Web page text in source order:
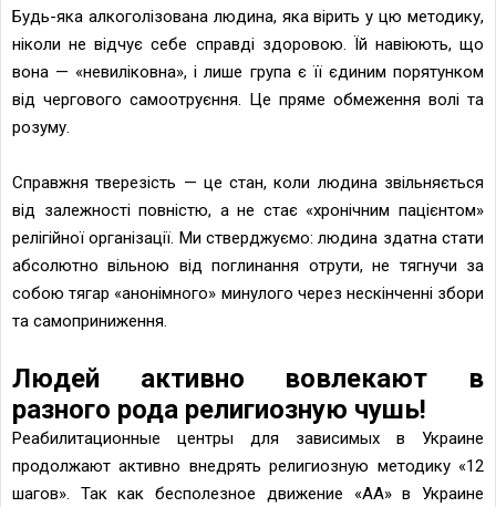
Будь-яка алкоголізована людина, яка вірить у цю методику,
ніколи не відчує себе справді здоровою. Їй навіюють, що
вона — «невиліковна», і лише група є її єдиним порятунком
від чергового самоотруєння. Це пряме обмеження волі та
розуму.
Справжня тверезість — це стан, коли людина звільняється
від залежності повністю, а не стає «хронічним пацієнтом»
релігійної організації. Ми стверджуємо: людина здатна стати
абсолютно вільною від поглинання отрути, не тягнучи за
собою тягар «анонімного» минулого через нескінченні збори
та самоприниження.
Людей активно вовлекают в
разного рода религиозную чушь!
Реабилитационные центры для зависимых в Украине
продолжают активно внедрять религиозную методику «12
шагов». Так как бесполезное движение «АА» в Украине